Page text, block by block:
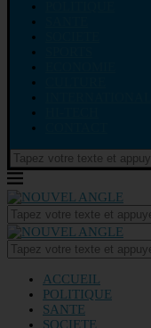
ACCUEIL
POLITIQUE
SANTE
SOCIETE